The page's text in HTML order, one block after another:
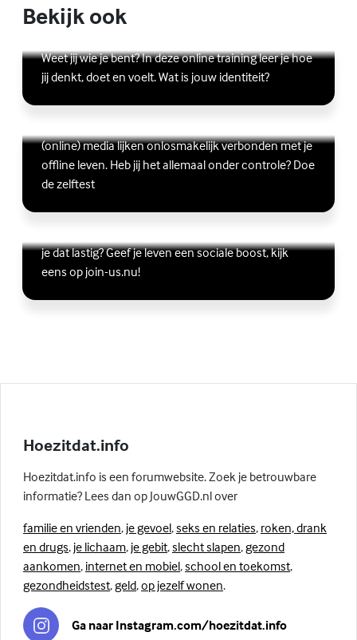
Bekijk ook
Online zelfhulptraining - Wie ben ik?
Weet jij wie je bent? In deze online training leer je hoe
jij denkt, doet en voelt. Wat is jouw identiteit?
Lees meer over Online zelfhulptraining - Wie ben ik?
(Externe link)
Ben jij digitaal in balans?
(online) media lijken onlosmakelijk verbonden met je
offline leven. Heb jij het allemaal onder controle? Doe
de zelftest
Lees meer over Ben jij digitaal in balans?
(Externe link)
Vriendschap
je dat lastig? Geef je leven een sociale boost, kijk
eens op join-us.nu!
Lees meer over Vriendschap
(Externe link)
Hoezitdat.info
Hoezitdat.info is een forumwebsite. Zoek je betrouwbare
informatie? Lees dan op JouwGGD.nl over
familie en vrienden, je gevoel,seks en relaties, roken, drank
en drugs, je lichaam, je gebit,slecht slapen, gezond
aankomen, internet en mobiel,school en toekomst,
gezondheidstest, geld,op jezelf wonen.
Ga naar Instagram.com/hoezitdat.info